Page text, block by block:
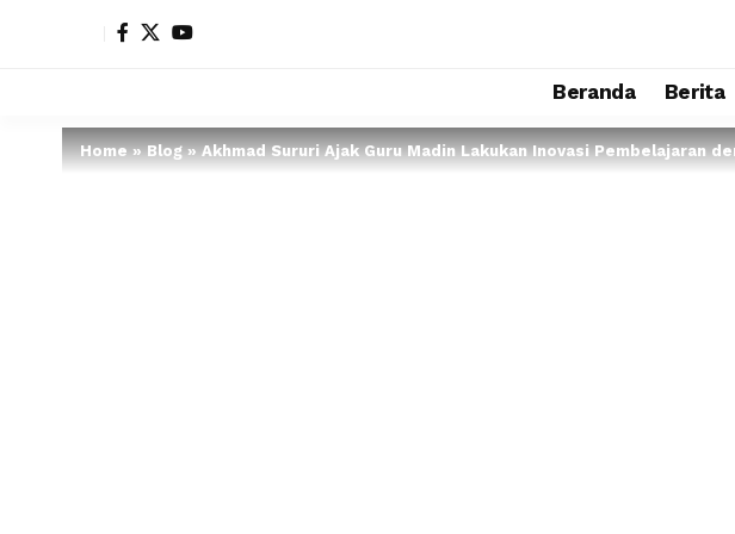
Beranda Berita
Home»Blog»Akhmad Sururi Ajak Guru Madin Lakukan Inovasi Pembelajaran